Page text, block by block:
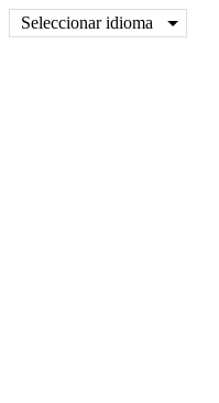
Seleccionar idioma